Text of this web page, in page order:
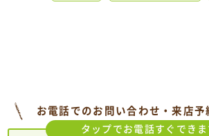
お電話でのお問い合わせ・来店予
タップでお電話すぐできま